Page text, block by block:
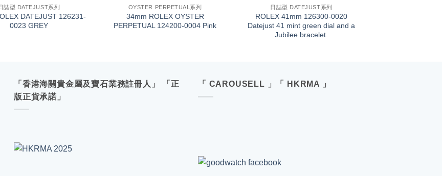
誌型 DATEJUST系列
DATEJUST 126231-
0023 GREY
OYSTER PERPETUAL系列
34mm ROLEX OYSTER
PERPETUAL 124200-0004 Pink
日誌型 DATEJUST系列
ROLEX 41mm 126300-0020
Datejust 41 mint green dial and a
Jubilee bracelet.
「香港海關貴金屬及寶石業務註冊人」 「正
版正貨承諾」
「 CAROUSELL 」「 HKRMA 」